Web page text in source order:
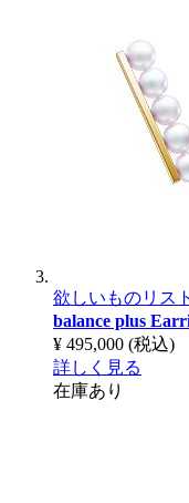
欲しいものリス
balance plus
¥ 495,000 (税込)
詳しく見る
在庫あり